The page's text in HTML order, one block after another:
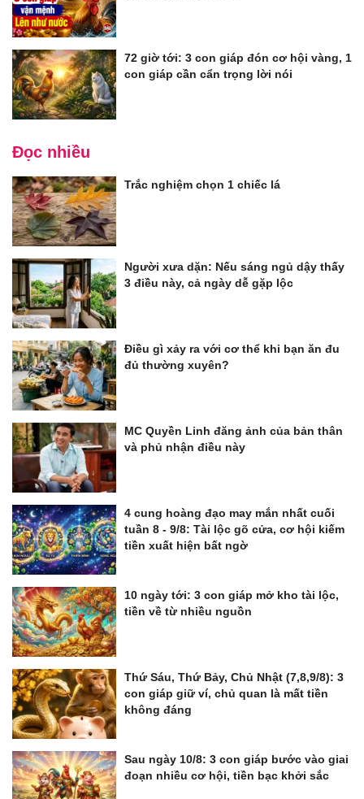
72 giờ tới: 3 con giáp đón cơ hội vàng, 1
con giáp cần cẩn trọng lời nói
Đọc nhiều
Trắc nghiệm chọn 1 chiếc lá
Người xưa dặn: Nếu sáng ngủ dậy thấy
3 điều này, cả ngày dễ gặp lộc
Điều gì xảy ra với cơ thể khi bạn ăn đu
đủ thường xuyên?
MC Quyền Linh đăng ảnh của bản thân
và phủ nhận điều này
4 cung hoàng đạo may mắn nhất cuối
tuần 8 - 9/8: Tài lộc gõ cửa, cơ hội kiếm
tiền xuất hiện bất ngờ
10 ngày tới: 3 con giáp mở kho tài lộc,
tiền về từ nhiều nguồn
Thứ Sáu, Thứ Bảy, Chủ Nhật (7,8,9/8): 3
con giáp giữ ví, chủ quan là mất tiền
không đáng
Sau ngày 10/8: 3 con giáp bước vào giai
đoạn nhiều cơ hội, tiền bạc khởi sắc